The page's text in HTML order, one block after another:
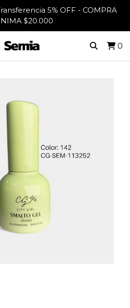
5% OFF - COMPRA
$20.000
0